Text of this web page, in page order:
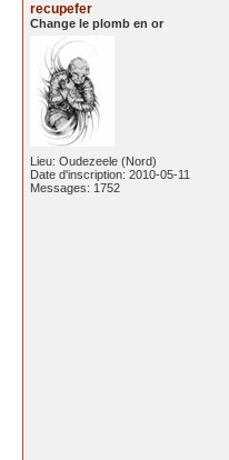
recupefer
Change le plomb en or
Lieu: Oudezeele (Nord)
Date d'inscription: 2010-05-11
Messages: 1752